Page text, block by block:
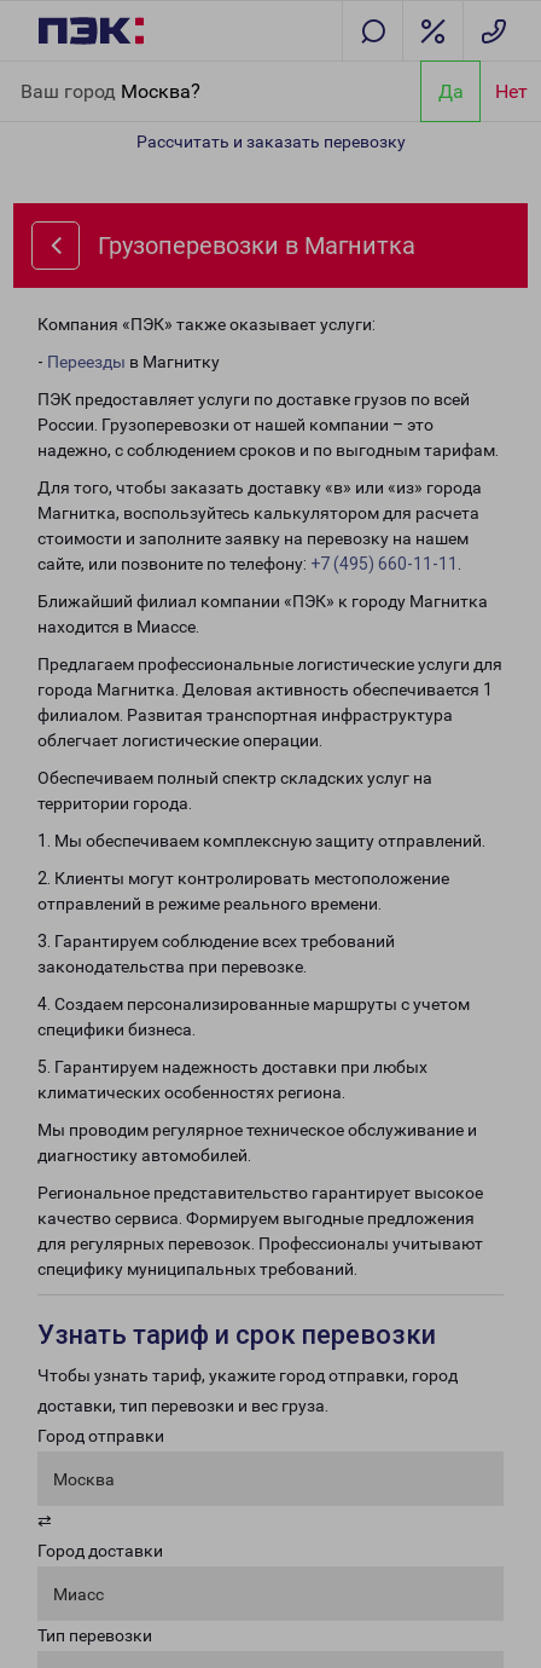
Ваш город Москва? Да Нет
Рассчитать и заказать перевозку
Грузоперевозки в Магнитка
Компания «ПЭК» также оказывает услуги:
- Переезды в Магнитку
ПЭК предоставляет услуги по доставке грузов по всей
России. Грузоперевозки от нашей компании – это
надежно, с соблюдением сроков и по выгодным тарифам.
Для того, чтобы заказать доставку «в» или «из» города
Магнитка, воспользуйтесь калькулятором для расчета
стоимости и заполните заявку на перевозку на нашем
сайте, или позвоните по телефону: +7 (495) 660-11-11
Ближайший филиал компании «ПЭК» к городу Магнитка
находится в Миассе.
Предлагаем профессиональные логистические услуги для
города Магнитка. Деловая активность обеспечивается 1
филиалом. Развитая транспортная инфраструктура
облегчает логистические операции.
Обеспечиваем полный спектр складских услуг на
территории города.
1. Мы обеспечиваем комплексную защиту отправлений.
2. Клиенты могут контролировать местоположение
отправлений в режиме реального времени.
3. Гарантируем соблюдение всех требований
законодательства при перевозке.
4. Создаем персонализированные маршруты с учетом
специфики бизнеса.
5. Гарантируем надежность доставки при любых
климатических особенностях региона.
Мы проводим регулярное техническое обслуживание и
диагностику автомобилей.
Региональное представительство гарантирует высокое
качество сервиса. Формируем выгодные предложения
для регулярных перевозок. Профессионалы учитывают
специфику муниципальных требований.
Узнать тариф и срок перевозки
Чтобы узнать тариф, укажите город отправки, город
доставки, тип перевозки и вес груза.
Город отправки
Москва
⇄
Город доставки
Миасс
Тип перевозки